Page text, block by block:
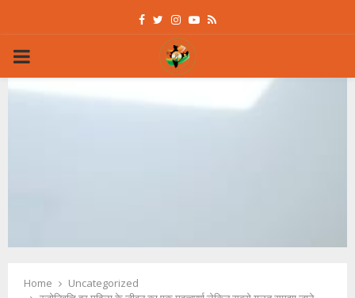
Facebook
Twitter
Instagram
Youtube
Rss
PRIMARY
MENU
Home
Uncategorized